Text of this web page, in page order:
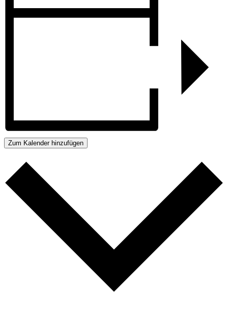
Zum Kalender hinzufügen